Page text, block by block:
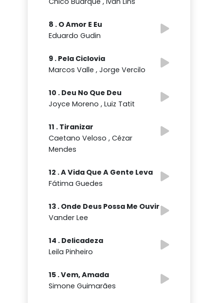
8 . O Amor E Eu
Eduardo Gudin
9 . Pela Ciclovia
Marcos Valle , Jorge Vercilo
10 . Deu No Que Deu
Joyce Moreno , Luiz Tatit
11 . Tiranizar
Caetano Veloso , Cézar
Mendes
12 . A Vida Que A Gente Leva
Fátima Guedes
13 . Onde Deus Possa Me Ouvir
Vander Lee
14 . Delicadeza
Leila Pinheiro
15 . Vem, Amada
Simone Guimarães